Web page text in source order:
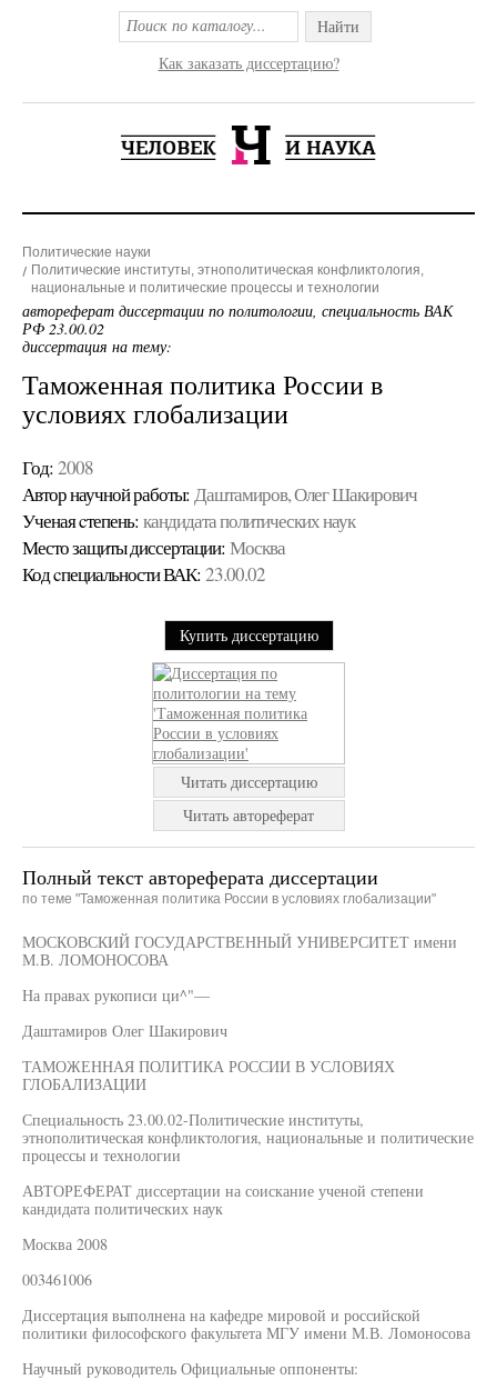
Найти
Как заказать диссертацию?
Политические науки
Политические институты, этнополитическая конфликтология,
национальные и политические процессы и технологии
автореферат диссертации по политологии, специальность ВАК
РФ 23.00.02
диссертация на тему:
Таможенная политика России в
условиях глобализации
Год: 2008
Автор научной работы: Даштамиров, Олег Шакирович
Ученая cтепень: кандидата политических наук
Место защиты диссертации: Москва
Код cпециальности ВАК: 23.00.02
Купить диссертацию
Читать диссертацию
Читать автореферат
Полный текст автореферата диссертации
по теме "Таможенная политика России в условиях глобализации"
МОСКОВСКИЙ ГОСУДАРСТВЕННЫЙ УНИВЕРСИТЕТ имени
М.В. ЛОМОНОСОВА
На правах рукописи ци^"—
Даштамиров Олег Шакирович
ТАМОЖЕННАЯ ПОЛИТИКА РОССИИ В УСЛОВИЯХ
ГЛОБАЛИЗАЦИИ
Специальность 23.00.02-Политические институты,
этнополитическая конфликтология, национальные и политические
процессы и технологии
АВТОРЕФЕРАТ диссертации на соискание ученой степени
кандидата политических наук
Москва 2008
003461006
Диссертация выполнена на кафедре мировой и российской
политики философского факультета МГУ имени М.В. Ломоносова
Научный руководитель Официальные оппоненты: